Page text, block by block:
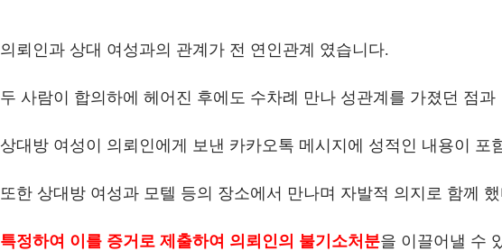
의뢰인과 상대 여성과의 관계가 전 연인관계 였습니다.
두 사람이 합의하에 헤어진 후에도 수차례 만나 성관계를 가졌던 점과
상대방 여성이 의뢰인에게 보낸 카카오톡 메시지에 성적인 내용이 포
또한 상대방 여성과 모텔 등의 장소에서 만나며 자발적 의지로 함께
특정하여 이를 증거로 제출하여 의뢰인의 불기소처분을 이끌어낼 수